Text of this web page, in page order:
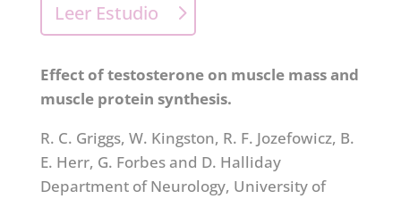
Leer Estudio
Effect of testosterone on muscle mass and
muscle protein synthesis.
R. C. Griggs, W. Kingston, R. F. Jozefowicz, B.
E. Herr, G. Forbes and D. Halliday
Department of Neurology, University of